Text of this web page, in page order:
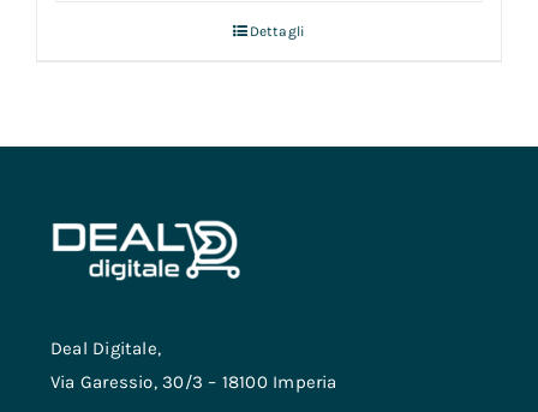
Dettagli
Deal Digitale,
Via Garessio, 30/3 – 18100 Imperia